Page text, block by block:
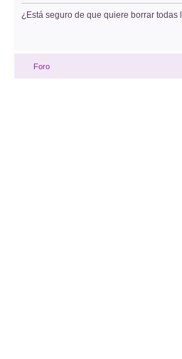
¿Está seguro de que quiere borrar todas
Foro